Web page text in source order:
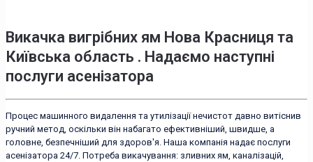
Викачка вигрібних ям Нова Красниця та
Київська область . Надаємо наступні
послуги асенізатора
Процес машинного видалення та утилізації нечистот давно витіснив
ручний метод, оскільки він набагато ефективніший, швидше, а
головне, безпечніший для здоров'я. Наша компанія надає послуги
асенізатора 24/7. Потреба викачування: зливних ям, каналізацій,